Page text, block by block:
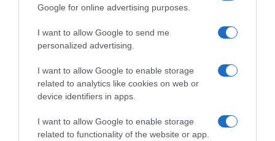
Google for online advertising purposes.
I want to allow Google to send me
personalized advertising.
I want to allow Google to enable storage
related to analytics like cookies on web or
device identifiers in apps.
I want to allow Google to enable storage
related to functionality of the website or app.